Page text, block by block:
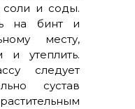
соли и соды.
на бинт и
месту,
и утеплить.
следует
сустав